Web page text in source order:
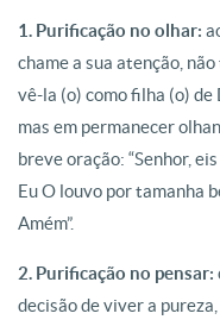
1. Purificação no olhar:
chame a sua atenção,
vê-la (o) como filha (o) de
mas em permanecer
breve oração: “Senhor,
Eu O louvo por tamanha
Amém”.
2. Purificação no pensar:
decisão de viver a